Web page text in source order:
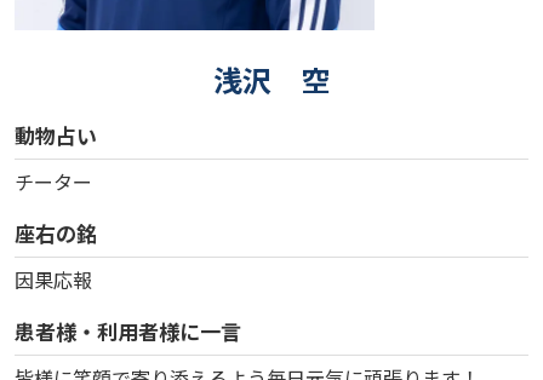
浅沢 空
動物占い
チーター
座右の銘
因果応報
患者様・利用者様に一言